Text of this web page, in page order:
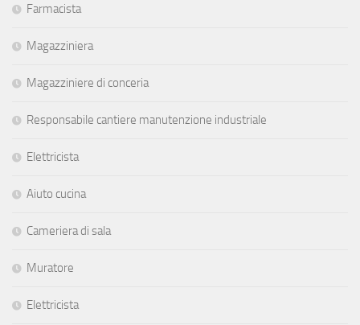
Farmacista
Magazziniera
Magazziniere di conceria
Responsabile cantiere manutenzione industriale
Elettricista
Aiuto cucina
Cameriera di sala
Muratore
Elettricista